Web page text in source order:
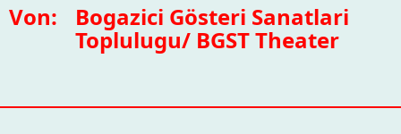
Von: Bogazici Gösteri Sanatlari
Toplulugu/ BGST Theater